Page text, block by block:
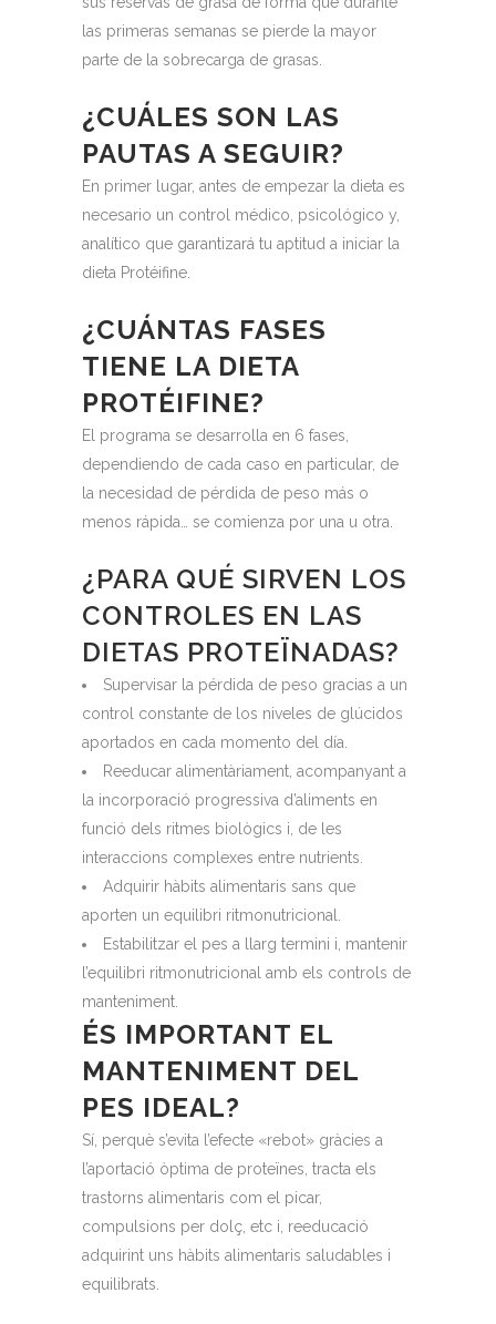
las primeras semanas se pierde la mayor
parte de la sobrecarga de grasas.
¿CUÁLES SON LAS
PAUTAS A SEGUIR?
En primer lugar, antes de empezar la dieta es
necesario un control médico, psicológico y,
analítico que garantizará tu aptitud a iniciar la
dieta Protéifine.
¿CUÁNTAS FASES
TIENE LA DIETA
PROTÉIFINE?
El programa se desarrolla en 6 fases,
dependiendo de cada caso en particular, de
la necesidad de pérdida de peso más o
menos rápida… se comienza por una u otra.
¿PARA QUÉ SIRVEN LOS
CONTROLES EN LAS
DIETAS PROTEÏNADAS?
Supervisar la pérdida de peso gracias a un
control constante de los niveles de glúcidos
aportados en cada momento del día.
Reeducar alimentàriament, acompanyant a
la incorporació progressiva d’aliments en
funció dels ritmes biològics i, de les
interaccions complexes entre nutrients.
Adquirir hàbits alimentaris sans que
aporten un equilibri ritmonutricional.
Estabilitzar el pes a llarg termini i, mantenir
l’equilibri ritmonutricional amb els controls de
manteniment.
ÉS IMPORTANT EL
MANTENIMENT DEL
PES IDEAL?
Sí, perquè s’evita l’efecte «rebot» gràcies a
l’aportació òptima de proteïnes, tracta els
trastorns alimentaris com el picar,
compulsions per dolç, etc i, reeducació
adquirint uns hàbits alimentaris saludables i
equilibrats.